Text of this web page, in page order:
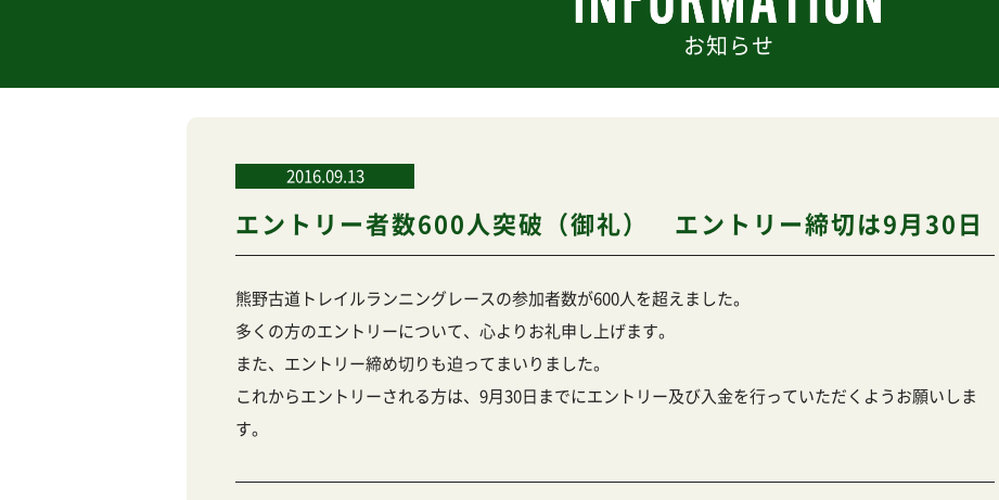
お知らせ
2016.09.13
エントリー者数600人突破（御礼） エントリー締切は9月30日
熊野古道トレイルランニングレースの参加者数が600人を超えました。
多くの方のエントリーについて、心よりお礼申し上げます。
また、エントリー締め切りも迫ってまいりました。
これからエントリーされる方は、9月30日までにエントリー及び入金を行っていただくようお願いしま
す。